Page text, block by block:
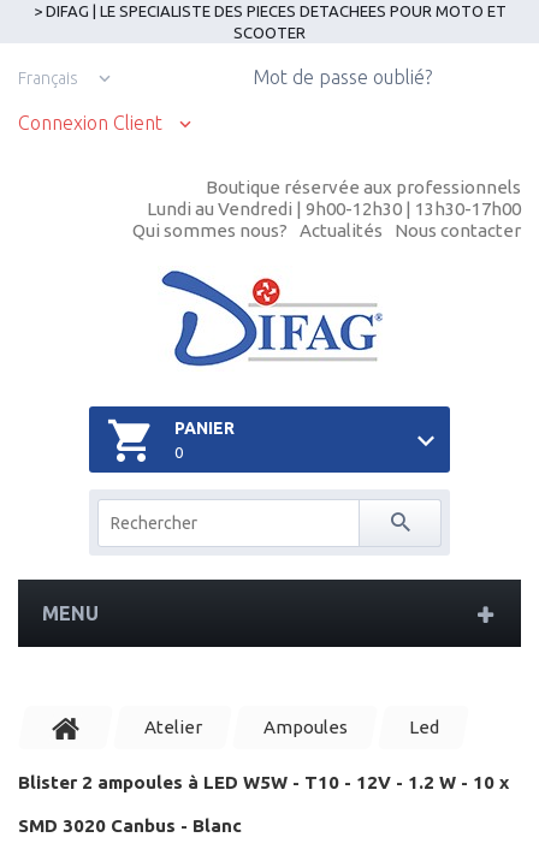
> DIFAG | LE SPECIALISTE DES PIECES DETACHEES POUR MOTO ET
SCOOTER
Français
Connexion Client
Mot de passe oublié?
Boutique réservée aux professionnels
Lundi au Vendredi | 9h00-12h30 | 13h30-17h00
Qui sommes nous?
Actualités Nous contacter
PANIER
0
MENU
Atelier Ampoules Led
Blister 2 ampoules à LED W5W - T10 - 12V - 1.2 W - 10 x
SMD 3020 Canbus - Blanc